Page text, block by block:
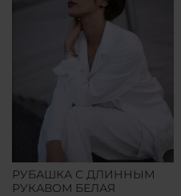
РУБАШКА С ДЛИННЫМ
РУКАВОМ БЕЛАЯ